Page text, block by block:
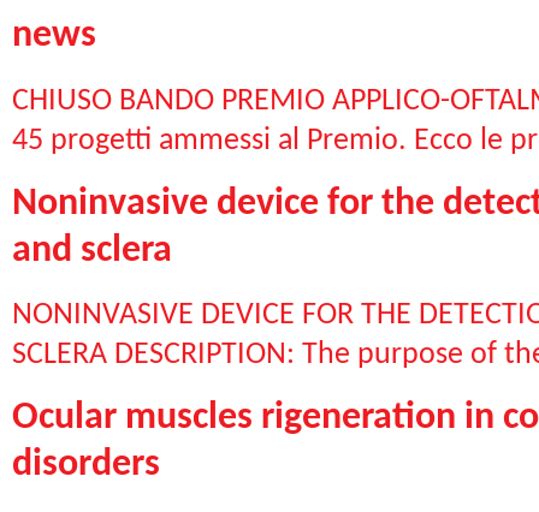
news
CHIUSO BANDO PREMIO APPLICO-
45 progetti ammessi al Premio. Ecco le
Noninvasive device for the
and sclera
NONINVASIVE DEVICE FOR THE
SCLERA DESCRIPTION: The purpose of
Ocular muscles rigeneration in
disorders